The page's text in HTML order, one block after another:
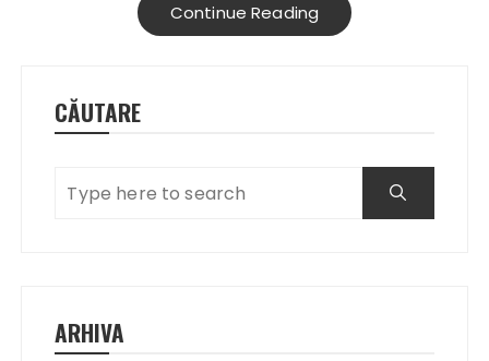
Continue Reading
CĂUTARE
ARHIVA